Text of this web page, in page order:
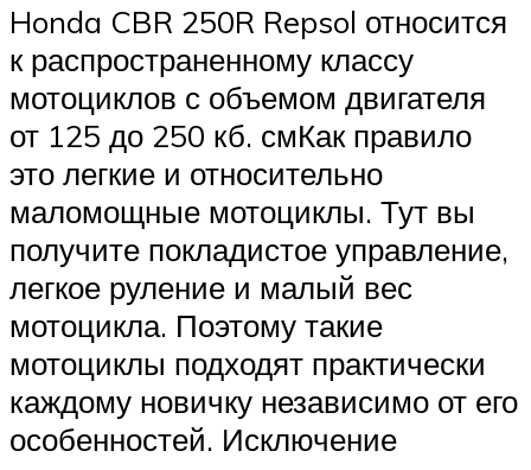
Honda CBR 250R Repsol относится
к распространенному классу
мотоциклов с объемом двигателя
от 125 до 250 кб. смКак правило
это легкие и относительно
маломощные мотоциклы. Тут вы
получите покладистое управление,
легкое руление и малый вес
мотоцикла. Поэтому такие
мотоциклы подходят практически
каждому новичку независимо от его
особенностей. Исключение